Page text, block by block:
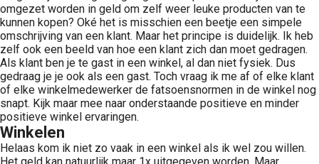
omgezet worden in geld om zelf weer leuke producten van te
kunnen kopen? Oké het is misschien een beetje een simpele
omschrijving van een klant. Maar het principe is duidelijk. Ik heb
zelf ook een beeld van hoe een klant zich dan moet gedragen.
Als klant ben je te gast in een winkel, al dan niet fysiek. Dus
gedraag je je ook als een gast. Toch vraag ik me af of elke klant
of elke winkelmedewerker de fatsoensnormen in de winkel nog
snapt. Kijk maar mee naar onderstaande positieve en minder
positieve winkel ervaringen.
Winkelen
Helaas kom ik niet zo vaak in een winkel als ik wel zou willen.